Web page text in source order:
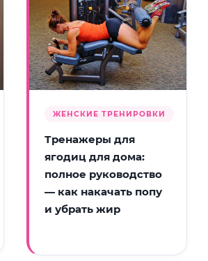
ЖЕНСКИЕ ТРЕНИРОВКИ
Тренажеры для
ягодиц для дома:
полное руководство
— как накачать попу
и убрать жир